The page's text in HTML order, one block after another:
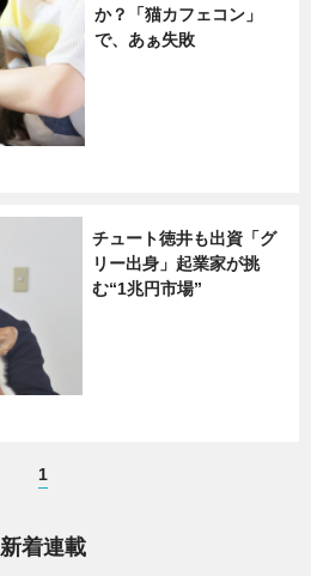
か？「猫カフェコン」
で、あぁ失敗
チュート徳井も出資「グ
リー出身」起業家が挑
む“1兆円市場”
1
新着連載